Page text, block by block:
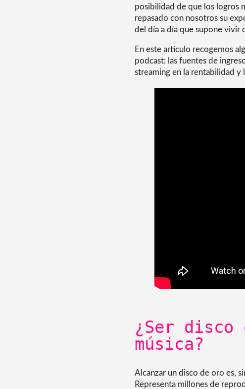
posibilidad de que los logros
repasado con nosotros su
del día a día que supone vivir
En este artículo recogemos
podcast: las fuentes de
streaming en la rentabilidad y
¿Ser
música?
Alcanzar un disco de oro es,
Representa millones de